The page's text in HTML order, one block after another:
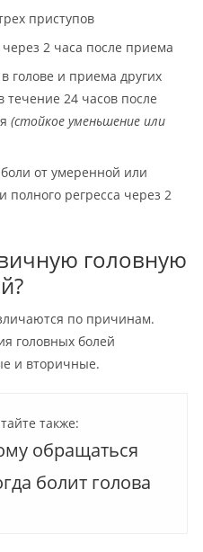
приступов
2 часа после приема
голове и приема других
течение 24 часов после
(стойкое уменьшение или
от умеренной или
полного регресса через 2
головную
по причинам.
головных болей
и вторичные.
также:
обращаться
болит голова